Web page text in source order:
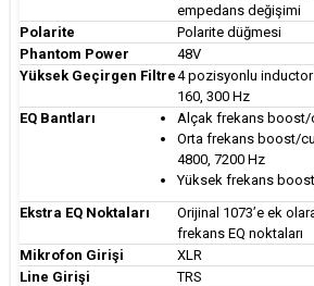
empedans değişimi
Polarite
Polarite düğmesi
Phantom Power
48V
Yüksek Geçirgen Filtre4 pozisyonlu inductor
160, 300 Hz
EQ Bantları
Alçak frekans boost/
Orta frekans boost/
4800, 7200 Hz
Yüksek frekans
Ekstra EQ Noktaları
Orijinal 1073’e ek
frekans EQ noktaları
Mikrofon Girişi
XLR
Line Girişi
TRS